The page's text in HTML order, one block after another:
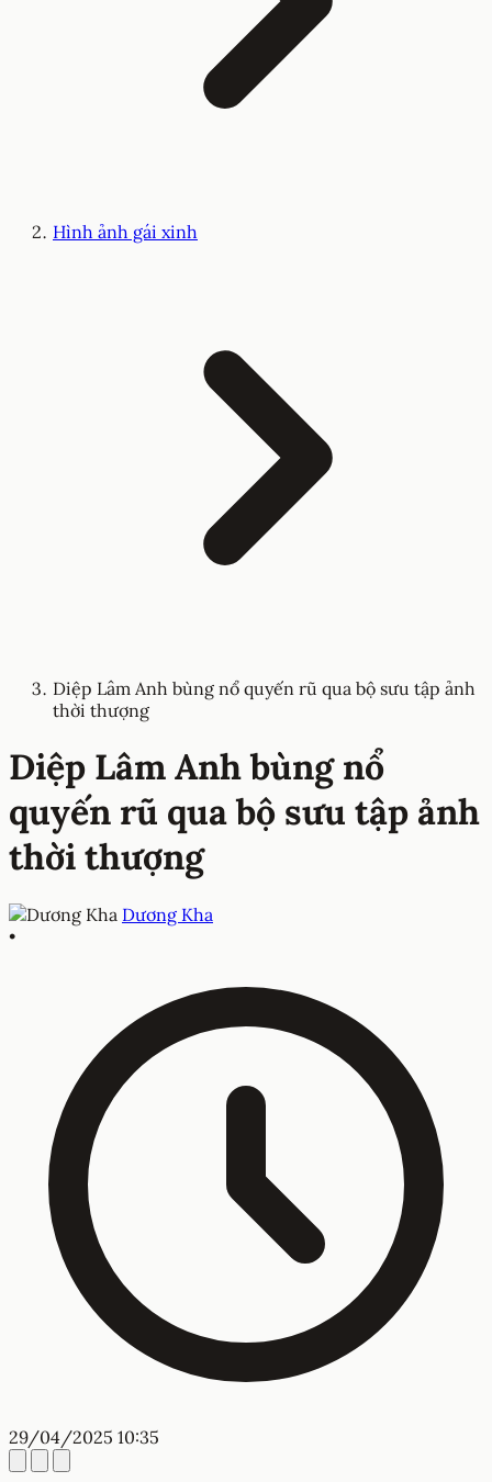
Hình ảnh gái xinh
Diệp Lâm Anh bùng nổ quyến rũ qua bộ sưu tập ảnh
thời thượng
Diệp Lâm Anh bùng nổ
quyến rũ qua bộ sưu tập ảnh
thời thượng
Dương Kha
•
29/04/2025 10:35